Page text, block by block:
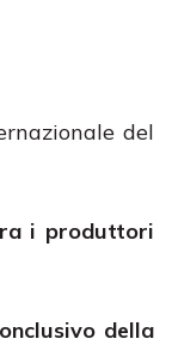
del
i produttori
della